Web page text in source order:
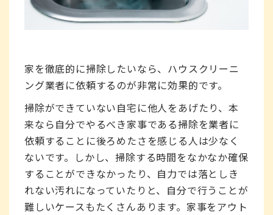
家を徹底的に掃除したいなら、ハウスクリーニ
ング業者に依頼するのが非常に効果的です。
掃除ができていない自宅に他人をあげたり、本
来なら自分でやるべき家事である掃除を業者に
依頼することに後ろめたさを感じる人は少なく
ないです。しかし、掃除する時間をなかなか確保
することができなかったり、自力では落としき
れない汚れになっていたりと、自分で行うことが
難しいケースもたくさんあります。家事をアウト